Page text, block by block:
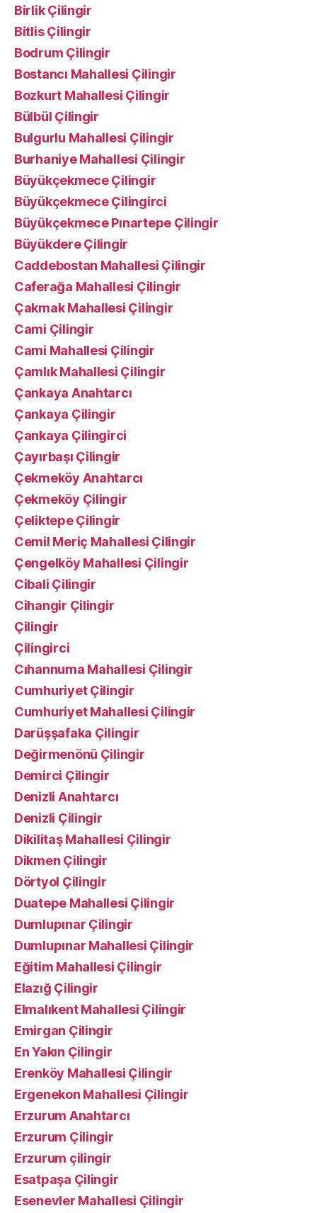
Birlik Çilingir
Bitlis Çilingir
Bodrum Çilingir
Bostancı Mahallesi Çilingir
Bozkurt Mahallesi Çilingir
Bülbül Çilingir
Bulgurlu Mahallesi Çilingir
Burhaniye Mahallesi Çilingir
Büyükçekmece Çilingir
Büyükçekmece Çilingirci
Büyükçekmece Pınartepe Çilingir
Büyükdere Çilingir
Caddebostan Mahallesi Çilingir
Caferağa Mahallesi Çilingir
Çakmak Mahallesi Çilingir
Cami Çilingir
Cami Mahallesi Çilingir
Çamlık Mahallesi Çilingir
Çankaya Anahtarcı
Çankaya Çilingir
Çankaya Çilingirci
Çayırbaşı Çilingir
Çekmeköy Anahtarcı
Çekmeköy Çilingir
Çeliktepe Çilingir
Cemil Meriç Mahallesi Çilingir
Çengelköy Mahallesi Çilingir
Cibali Çilingir
Cihangir Çilingir
Çilingir
Çilingirci
Cıhannuma Mahallesi Çilingir
Cumhuriyet Çilingir
Cumhuriyet Mahallesi Çilingir
Darüşşafaka Çilingir
Değirmenönü Çilingir
Demirci Çilingir
Denizli Anahtarcı
Denizli Çilingir
Dikilitaş Mahallesi Çilingir
Dikmen Çilingir
Dörtyol Çilingir
Duatepe Mahallesi Çilingir
Dumlupınar Çilingir
Dumlupınar Mahallesi Çilingir
Eğitim Mahallesi Çilingir
Elazığ Çilingir
Elmalıkent Mahallesi Çilingir
Emirgan Çilingir
En Yakın Çilingir
Erenköy Mahallesi Çilingir
Ergenekon Mahallesi Çilingir
Erzurum Anahtarcı
Erzurum Çilingir
Erzurum çilingir
Esatpaşa Çilingir
Esenevler Mahallesi Çilingir